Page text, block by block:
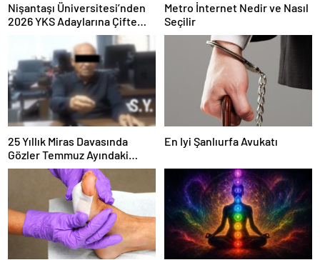
Nişantaşı Üniversitesi’nden
2026 YKS Adaylarına Çifte
Güvence: Sabit Ücret ve
Kesintisiz Burs
Metro İnternet Nedir ve Nasıl
Seçilir
25 Yıllık Miras Davasında
Gözler Temmuz Ayındaki
Karar Duruşmasına Çevrildi
En Iyi Şanlıurfa Avukatı